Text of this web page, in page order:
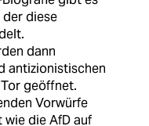
der diese
dann
antizionistischen
geöffnet.
Vorwürfe
die AfD auf